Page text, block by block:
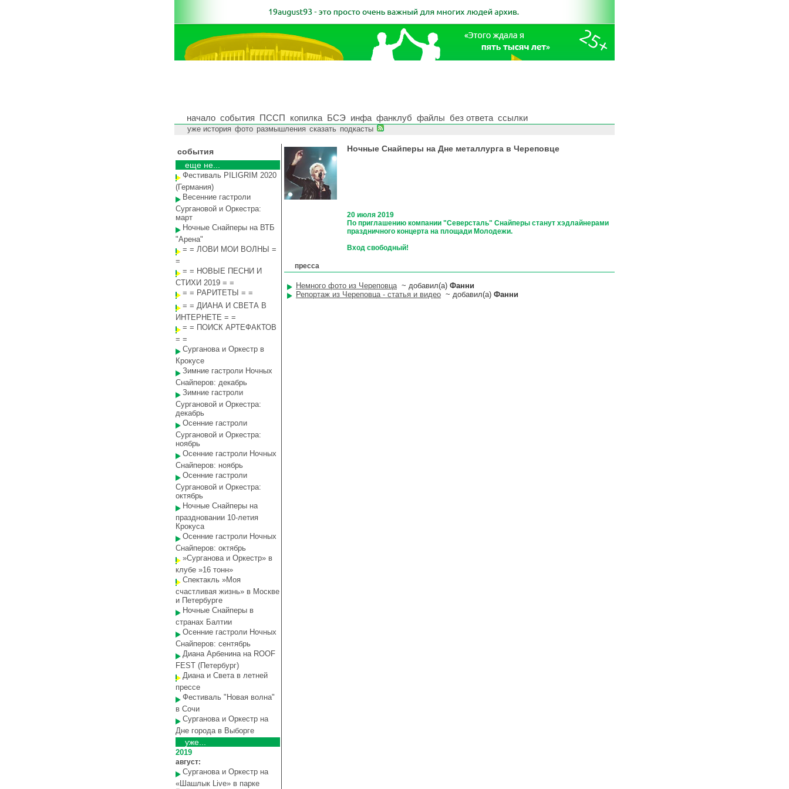
начало события ПССП копилка БСЭ инфа фанклуб файлы без ответа ссылки
уже история фото размышления сказать подкасты
события
еще не...
Фестиваль PILIGRIM 2020
(Германия)
Весенние гастроли
Сургановой и Оркестра:
март
Ночные Снайперы на ВТБ
"Арена"
= = ЛОВИ МОИ ВОЛНЫ =
=
= = НОВЫЕ ПЕСНИ И
СТИХИ 2019 = =
= = РАРИТЕТЫ = =
= = ДИАНА И СВЕТА В
ИНТЕРНЕТЕ = =
= = ПОИСК АРТЕФАКТОВ
= =
Сурганова и Оркестр в
Крокусе
Зимние гастроли Ночных
Снайперов: декабрь
Зимние гастроли
Сургановой и Оркестра:
декабрь
Осенние гастроли
Сургановой и Оркестра:
ноябрь
Осенние гастроли Ночных
Снайперов: ноябрь
Осенние гастроли
Сургановой и Оркестра:
октябрь
Ночные Снайперы на
праздновании 10-летия
Крокуса
Осенние гастроли Ночных
Снайперов: октябрь
»Сурганова и Оркестр» в
клубе »16 тонн»
Спектакль »Моя
счастливая жизнь» в Москве
и Петербурге
Ночные Снайперы в
странах Балтии
Осенние гастроли Ночных
Снайперов: сентябрь
Диана Арбенина на ROOF
FEST (Петербург)
Диана и Света в летней
прессе
Фестиваль "Новая волна"
в Сочи
Сурганова и Оркестр на
Дне города в Выборге
уже...
2019
август:
Сурганова и Оркестр на
«Шашлык Live» в парке
Ночные Снайперы на Дне металлурга в Череповце
20 июля 2019
По приглашению компании "Северсталь" Снайперы станут хэдлайнерами
праздничного концерта на площади Молодежи.
Вход свободный!
пресса
Немного фото из Череповца~ добавил(а) Фанни
Репортаж из Череповца - статья и видео ~ добавил(а) Фанни